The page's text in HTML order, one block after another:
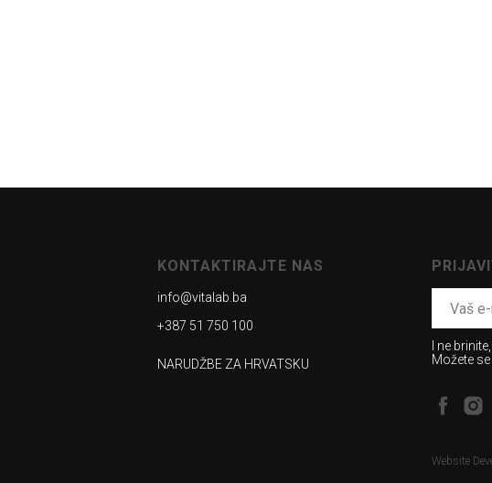
KONTAKTIRAJTE NAS
info@vitalab.ba
+387 51 750 100
NARUDŽBE ZA HRVATSKU
I ne
Možete
Website